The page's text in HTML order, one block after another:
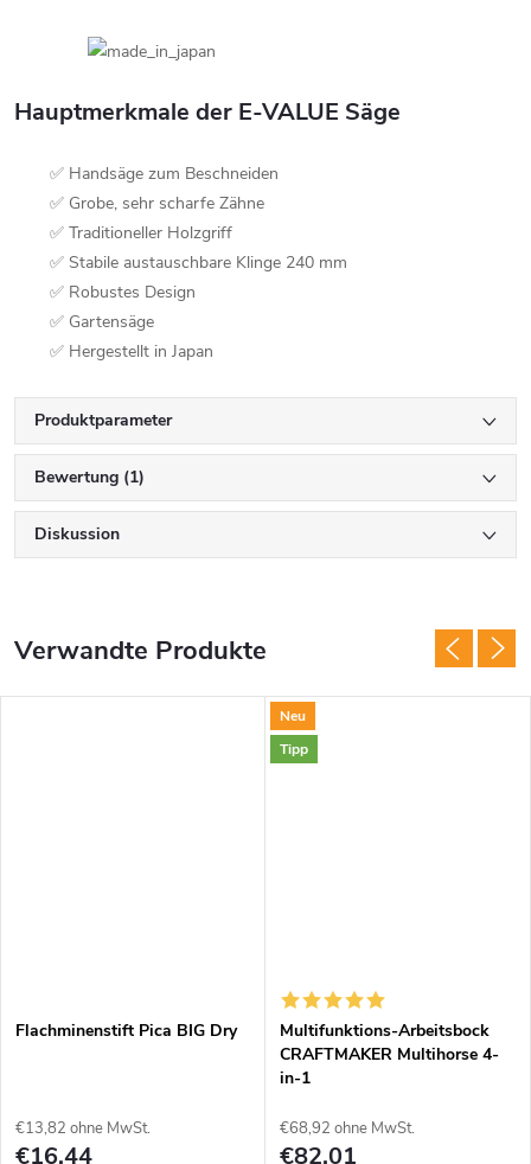
Hauptmerkmale der E-VALUE Säge
✅ Handsäge zum Beschneiden
✅ Grobe, sehr scharfe Zähne
✅ Traditioneller Holzgriff
✅ Stabile austauschbare Klinge 240 mm
✅ Robustes Design
✅ Gartensäge
✅ Hergestellt in Japan
Produktparameter
Bewertung (1)
Diskussion
Verwandte Produkte
Flachminenstift Pica BIG Dry
€13,82 ohne MwSt.
€16,44
Neu
Tipp
Multifunktions-Arbeitsbock
CRAFTMAKER Multihorse 4-
in-1
€68,92 ohne MwSt.
€82,01